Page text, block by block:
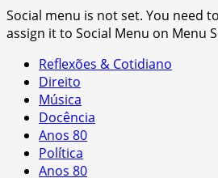
Social menu is not set. You need
assign it to Social Menu on Menu
Reflexões & Cotidiano
Direito
Música
Docência
Anos 80
Política
Anos 80